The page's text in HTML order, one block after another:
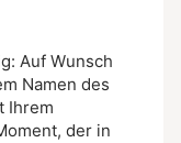
Auf Wunsch
Namen des
Ihrem
der in